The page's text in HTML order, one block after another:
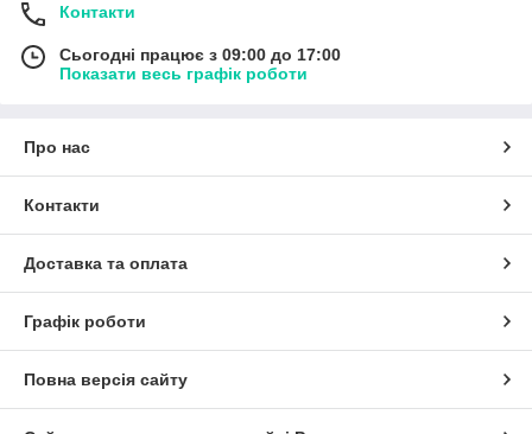
Контакти
Сьогодні працює з 09:00 до 17:00
Показати весь графік роботи
Про нас
Контакти
Доставка та оплата
Графік роботи
Повна версія сайту